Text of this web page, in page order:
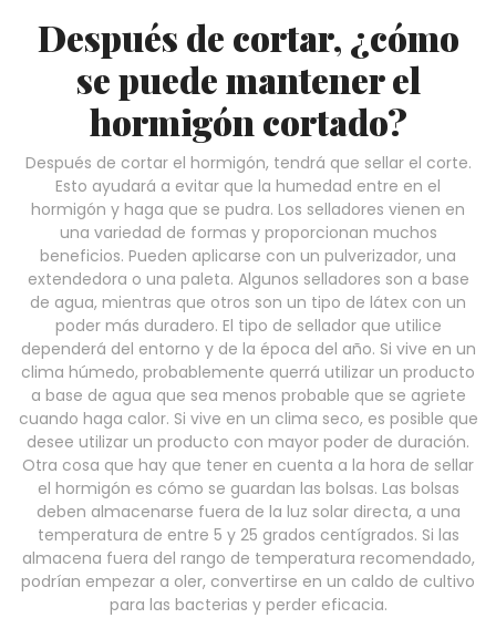
Después de cortar, ¿cómo
se puede mantener el
hormigón cortado?
Después de cortar el hormigón, tendrá que sellar el corte.
Esto ayudará a evitar que la humedad entre en el
hormigón y haga que se pudra. Los selladores vienen en
una variedad de formas y proporcionan muchos
beneficios. Pueden aplicarse con un pulverizador, una
extendedora o una paleta. Algunos selladores son a base
de agua, mientras que otros son un tipo de látex con un
poder más duradero. El tipo de sellador que utilice
dependerá del entorno y de la época del año. Si vive en un
clima húmedo, probablemente querrá utilizar un producto
a base de agua que sea menos probable que se agriete
cuando haga calor. Si vive en un clima seco, es posible que
desee utilizar un producto con mayor poder de duración.
Otra cosa que hay que tener en cuenta a la hora de sellar
el hormigón es cómo se guardan las bolsas. Las bolsas
deben almacenarse fuera de la luz solar directa, a una
temperatura de entre 5 y 25 grados centígrados. Si las
almacena fuera del rango de temperatura recomendado,
podrían empezar a oler, convertirse en un caldo de cultivo
para las bacterias y perder eficacia.